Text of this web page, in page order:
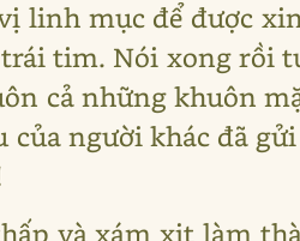
linh mục để được
tim. Nói xong rồi
cả những khuôn
người khác đã
và xám xịt làm